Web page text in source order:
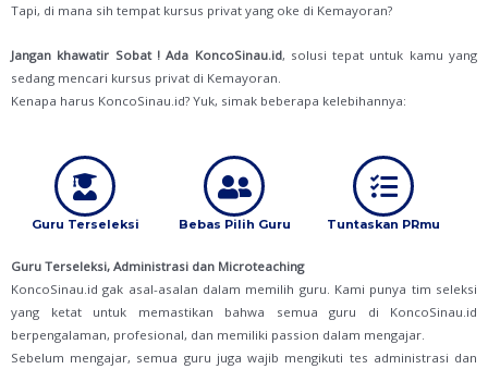
Tapi, di mana sih tempat kursus privat yang oke di Kemayoran?
Jangan khawatir Sobat ! Ada KoncoSinau.id, solusi tepat untuk kamu yang
sedang mencari kursus privat di Kemayoran.
Kenapa harus KoncoSinau.id? Yuk, simak beberapa kelebihannya:
Guru Terseleksi Bebas Pilih Guru Tuntaskan PRmu
Guru Terseleksi, Administrasi dan Microteaching
KoncoSinau.id gak asal-asalan dalam memilih guru. Kami punya tim seleksi
yang ketat untuk memastikan bahwa semua guru di KoncoSinau.id
berpengalaman, profesional, dan memiliki passion dalam mengajar.
Sebelum mengajar, semua guru juga wajib mengikuti tes administrasi dan